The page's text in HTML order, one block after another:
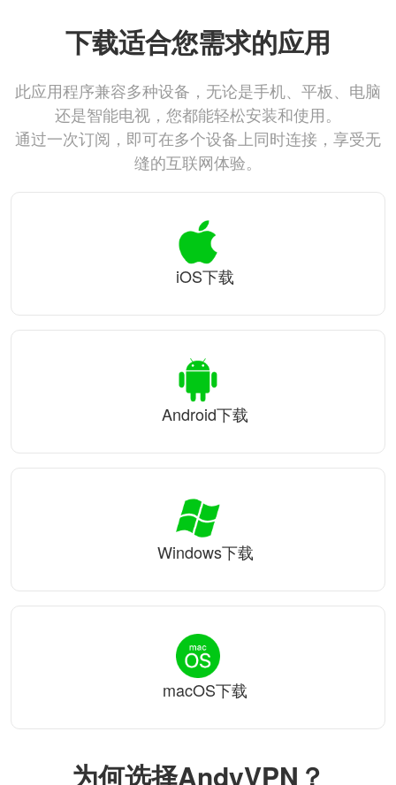
为何选择AndyVPN？
下载适合您需求的应用
此应用程序兼容多种设备，无论是手机、平板、电脑
还是智能电视，您都能轻松安装和使用。
通过一次订阅，即可在多个设备上同时连接，享受无
缝的互联网体验。
iOS下载
Android下载
Windows下载
macOS下载